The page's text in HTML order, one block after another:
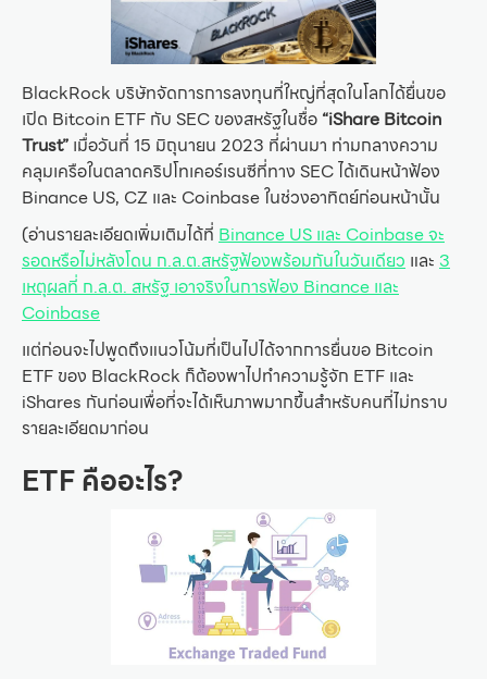
BlackRock บริษัทจัดการการลงทุนที่ใหญ่ที่สุดในโลกได้ยื่นขอ
เปิด Bitcoin ETF กับ SEC ของสหรัฐในชื่อ “iShare Bitcoin
Trust” เมื่อวันที่ 15 มิถุนายน 2023 ที่ผ่านมา ท่ามกลางความ
คลุมเครือในตลาดคริปโทเคอร์เรนซีที่ทาง SEC ได้เดินหน้าฟ้อง
Binance US, CZ และ Coinbase ในช่วงอาทิตย์ก่อนหน้านั้น
(อ่านรายละเอียดเพิ่มเติมได้ที่ Binance US และ Coinbase จะ
รอดหรือไม่หลังโดน ก.ล.ต.สหรัฐฟ้องพร้อมกันในวันเดียว และ 3
เหตุผลที่ ก.ล.ต. สหรัฐ เอาจริงในการฟ้อง Binance และ
Coinbase
แต่ก่อนจะไปพูดถึงแนวโน้มที่เป็นไปได้จากการยื่นขอ Bitcoin
ETF ของ BlackRock ก็ต้องพาไปทำความรู้จัก ETF และ
iShares กันก่อนเพื่อที่จะได้เห็นภาพมากขึ้นสำหรับคนที่ไม่ทราบ
รายละเอียดมาก่อน
ETF คืออะไร?